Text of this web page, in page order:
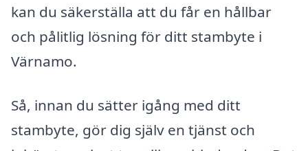
kan du säkerställa att du får en hållbar
och pålitlig lösning för ditt stambyte i
Värnamo.
Så, innan du sätter igång med ditt
stambyte, gör dig själv en tjänst och